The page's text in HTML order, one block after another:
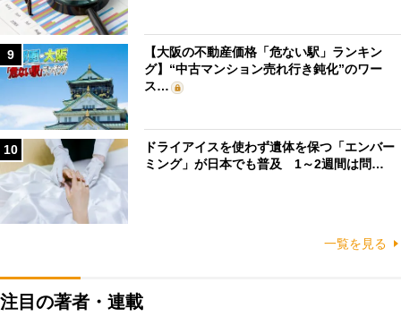
9
【大阪の不動産価格「危ない駅」ランキン
グ】“中古マンション売れ行き鈍化”のワー
ス…
10
ドライアイスを使わず遺体を保つ「エンバー
ミング」が日本でも普及 1～2週間は問…
一覧を見る
注目の著者・連載